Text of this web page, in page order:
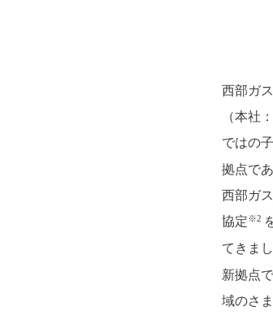
西部ガ
（本社
ではの
拠点で
西部ガ
協定※2
てきまし
新拠点
域のさ